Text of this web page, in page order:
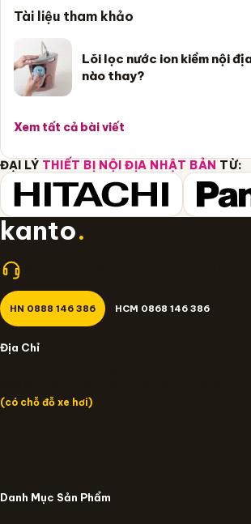
Tài liệu tham khảo
Lõi lọc nước ion kiềm nội
nào thay?
Xem tất cả bài viết
ĐẠI LÝ THIẾT BỊ NỘI ĐỊA NHẬT BẢN TỪ:
kanto.
HN 0888 146 386 HCM 0868 146 386
Địa Chỉ
(có chỗ đỗ xe hơi)
Danh Mục Sản Phẩm